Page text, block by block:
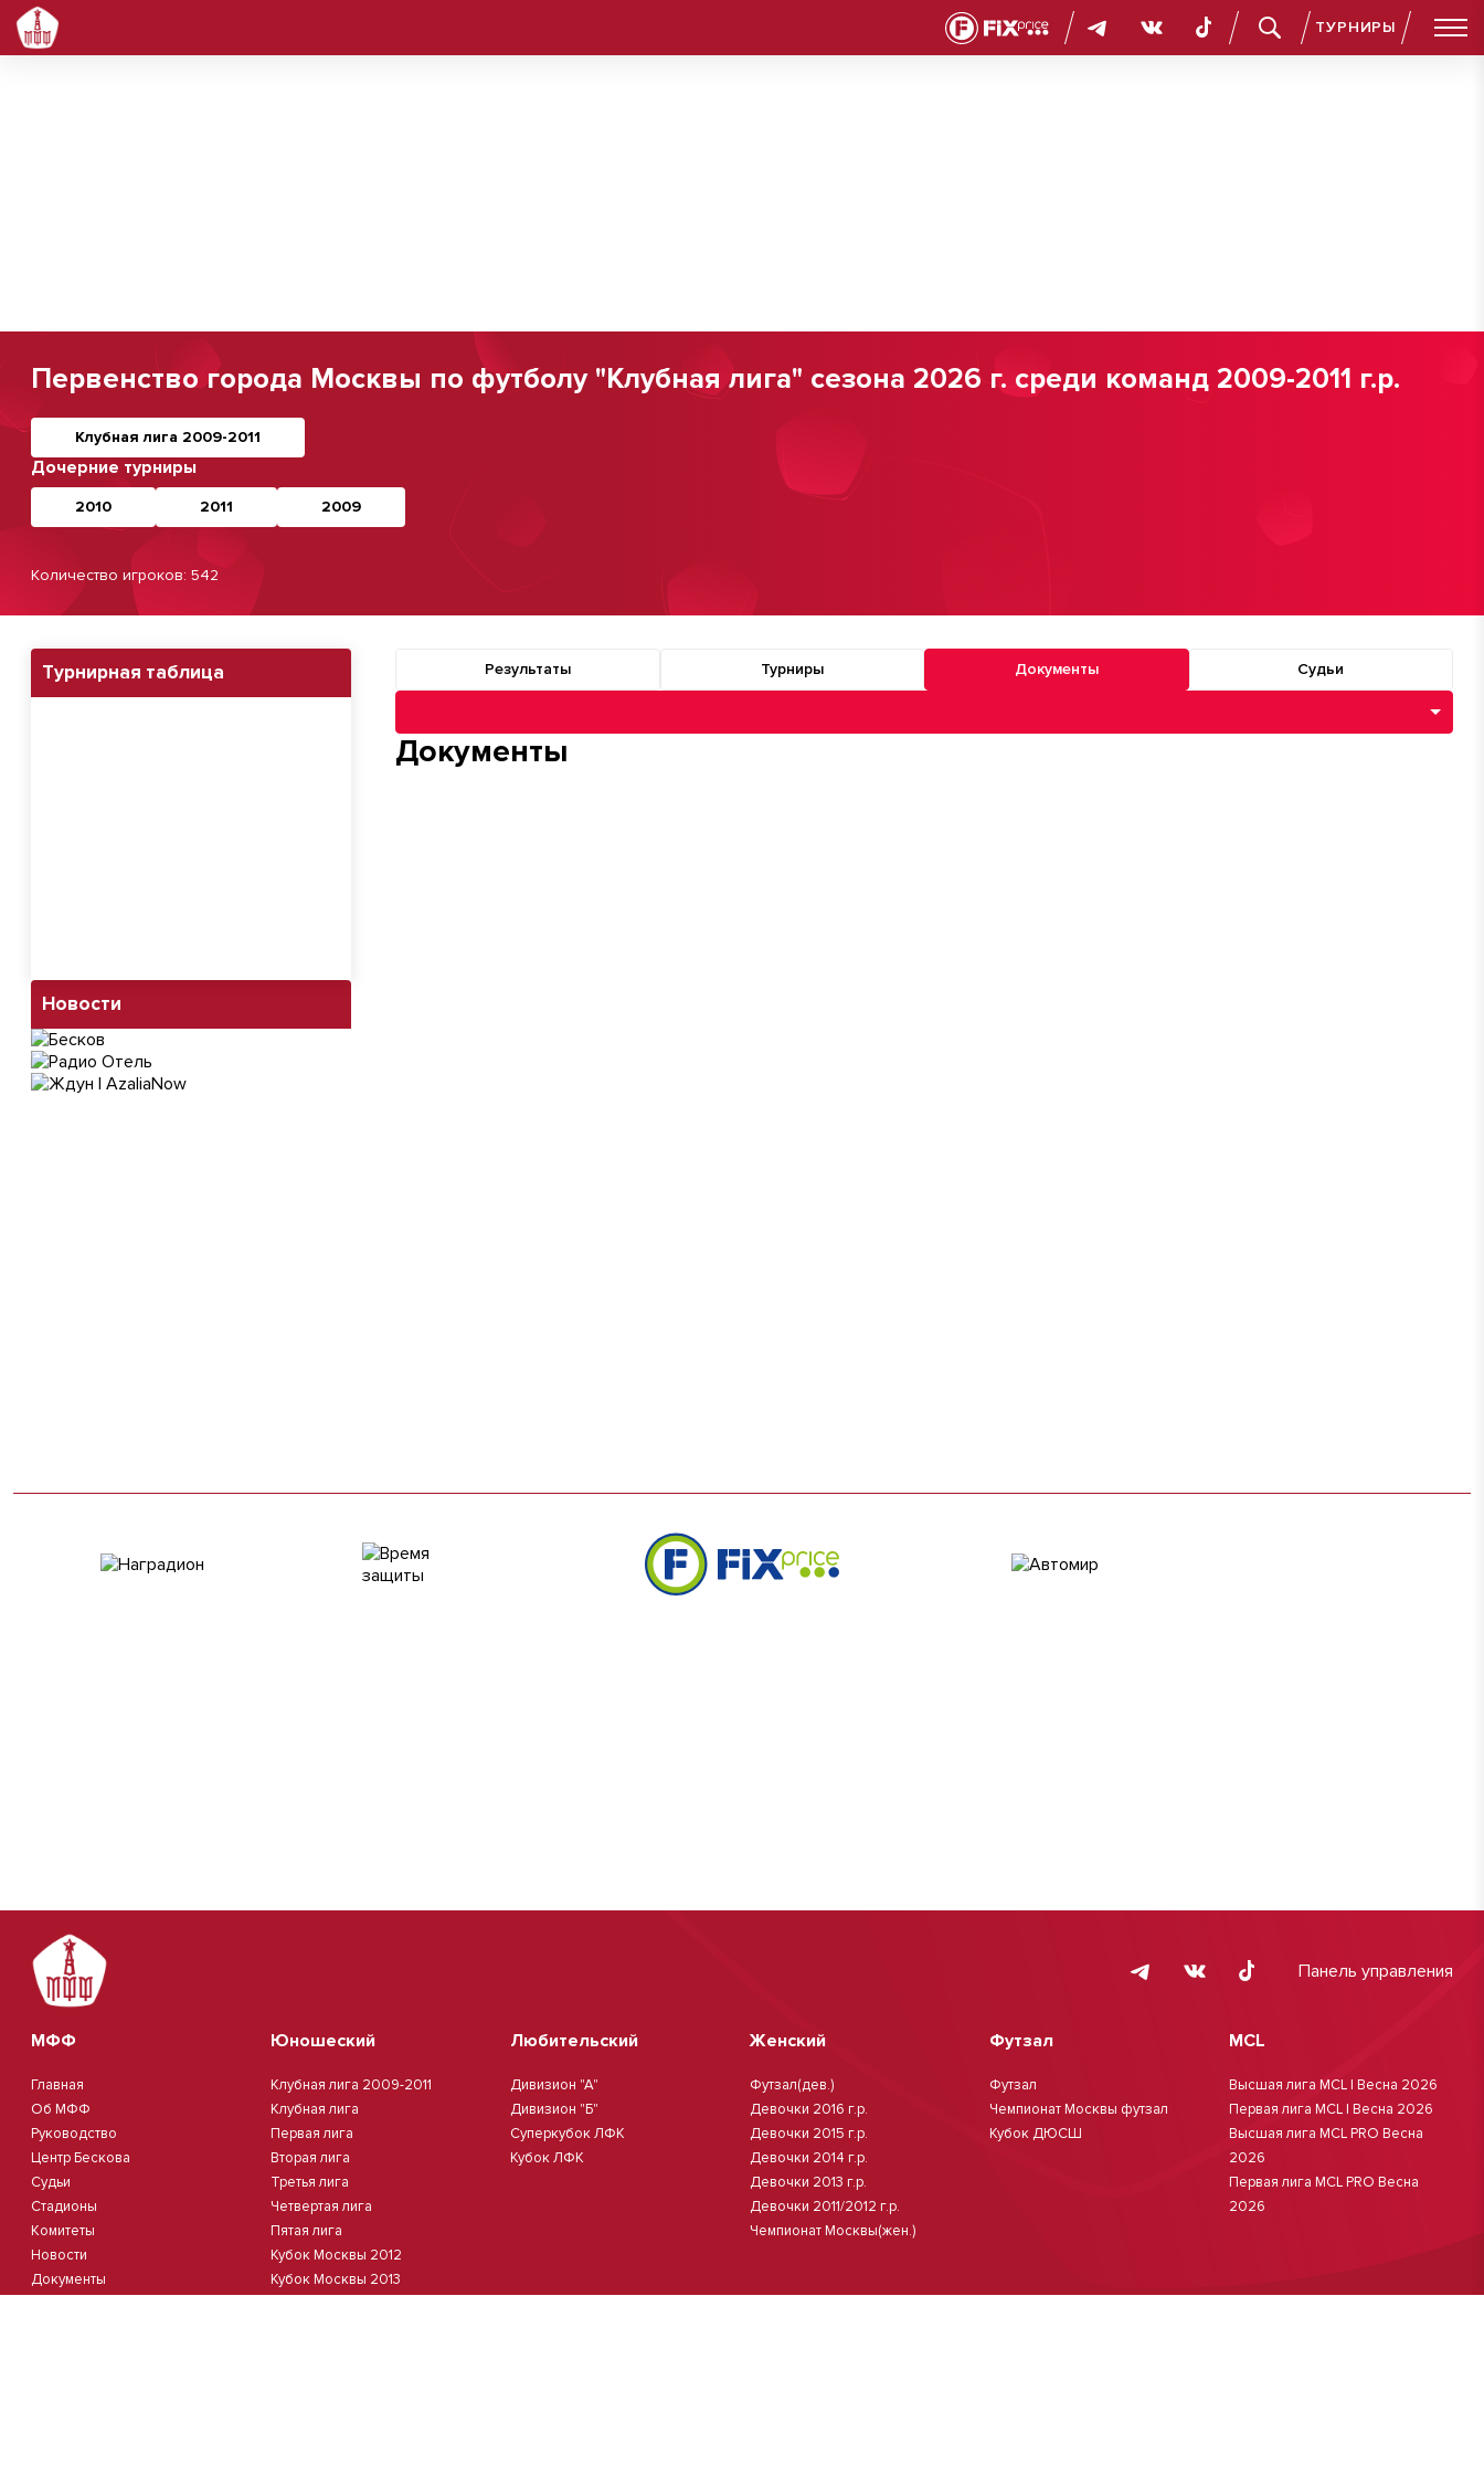
ТУРНИРЫ
Первенство города Москвы по футболу "Клубная лига" сезона 2026 г. среди команд 2009-2011 г.р.
Клубная лига 2009-2011
Дочерние турниры
2010 2011 2009
Количество игроков: 542
Турнирная таблица
Новости
Результаты Турниры Документы Судьи
Навигация по разделам турнира
Документы
Панель управления
МФФ
Главная
Об МФФ
Руководство
Центр Бескова
Судьи
Стадионы
Комитеты
Новости
Документы
Юношеский
Клубная лига 2009-2011
Клубная лига
Первая лига
Вторая лига
Третья лига
Четвертая лига
Пятая лига
Кубок Москвы 2012
Кубок Москвы 2013
Любительский
Дивизион "А"
Дивизион "Б"
Суперкубок ЛФК
Кубок ЛФК
Женский
Футзал(дев.)
Девочки 2016 г.р.
Девочки 2015 г.р.
Девочки 2014 г.р.
Девочки 2013 г.р.
Девочки 2011/2012 г.р.
Чемпионат Москвы(жен.)
Футзал
Футзал
Чемпионат Москвы футзал
Кубок ДЮСШ
MCL
Высшая лига MCL | Весна 2026
Первая лига MCL | Весна 2026
Высшая лига MCL PRO Весна
2026
Первая лига MCL PRO Весна
2026